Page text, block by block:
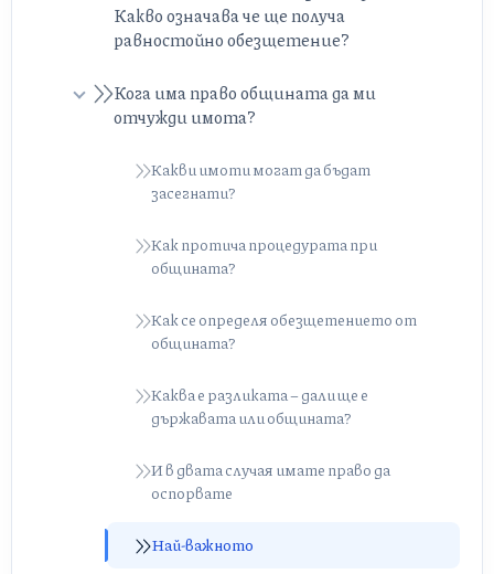
Какво означава че ще получа
равностойно обезщетение?
Кога има право общината да ми
отчужди имота?
Какви имоти могат да бъдат
засегнати?
Как протича процедурата при
общината?
Как се определя обезщетението от
общината?
Каква е разликата – дали ще е
държавата или общината?
И в двата случая имате право да
оспорвате
Най-важното